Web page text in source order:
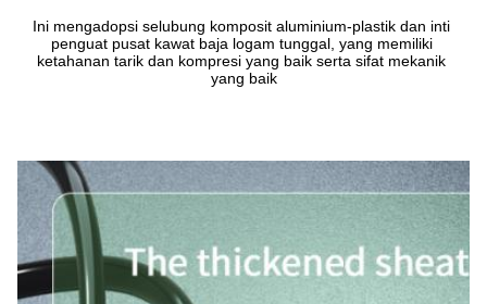
Ini mengadopsi selubung komposit aluminium-plastik dan inti
penguat pusat kawat baja logam tunggal, yang memiliki
ketahanan tarik dan kompresi yang baik serta sifat mekanik
yang baik